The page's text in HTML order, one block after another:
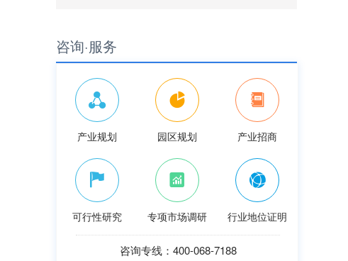
咨询·服务
产业规划 园区规划 产业招商
可行性研究 专项市场调研 行业地位证明
咨询专线：400-068-7188